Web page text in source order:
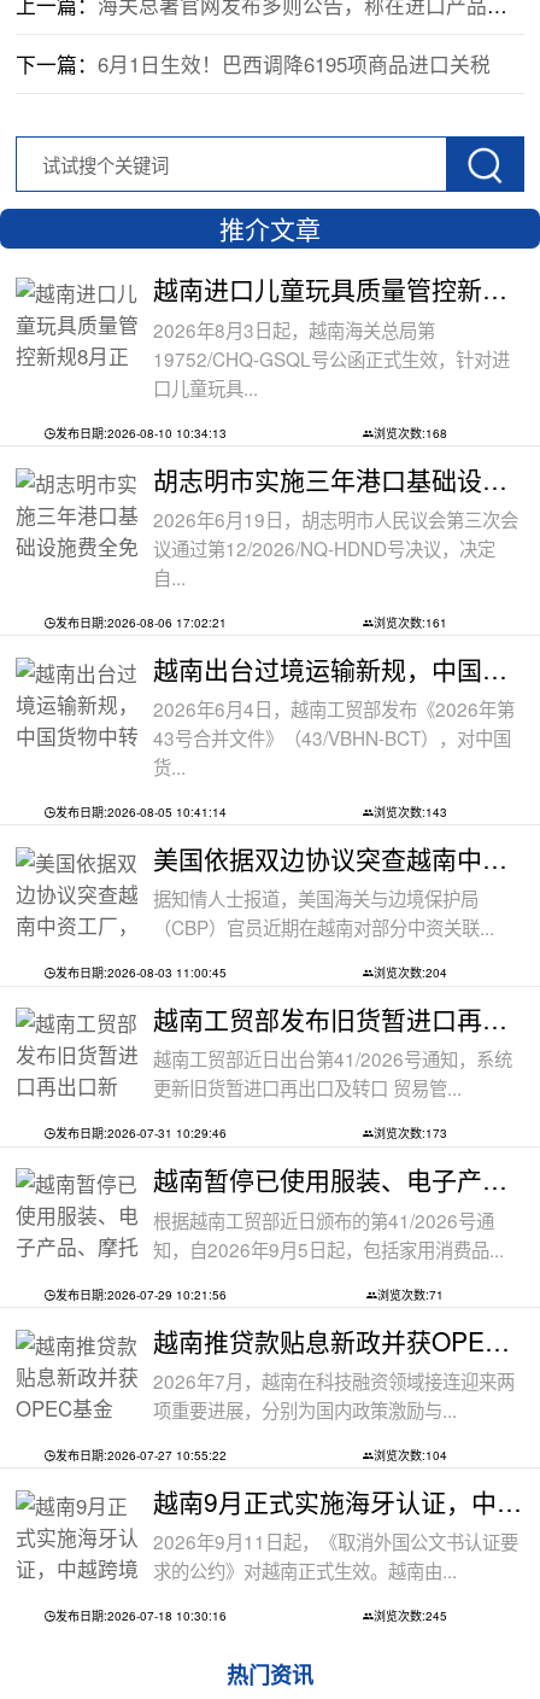
下一篇：6月1日生效！巴西调降6195项商品进口关税
推介文章
越南进口儿童玩具质量管控新规8月正式执
2026年8月3日起，越南海关总局第
19752/CHQ-GSQL号公函正式生效，针对进
口儿童玩具...
发布日期:2026-08-10 10:34:13 浏览次数:168
胡志明市实施三年港口基础设施费全免政
2026年6月19日，胡志明市人民议会第三次会
议通过第12/2026/NQ-HDND号决议，决定
自...
发布日期:2026-08-06 17:02:21 浏览次数:161
越南出台过境运输新规，中国货物中转通
2026年6月4日，越南工贸部发布《2026年第
43号合并文件》（43/VBHN-BCT），对中国
货...
发布日期:2026-08-05 10:41:14 浏览次数:143
美国依据双边协议突查越南中资工厂，三
据知情人士报道，美国海关与边境保护局
（CBP）官员近期在越南对部分中资关联...
发布日期:2026-08-03 11:00:45 浏览次数:204
越南工贸部发布旧货暂进口再出口新规：
越南工贸部近日出台第41/2026号通知，系统
更新旧货暂进口再出口及转口 贸易管...
发布日期:2026-07-31 10:29:46 浏览次数:173
越南暂停已使用服装、电子产品、摩托车
根据越南工贸部近日颁布的第41/2026号通
知，自2026年9月5日起，包括家用消费品...
发布日期:2026-07-29 10:21:56 浏览次数:71
越南推贷款贴息新政并获OPEC基金5000万美
2026年7月，越南在科技融资领域接连迎来两
项重要进展，分别为国内政策激励与...
发布日期:2026-07-27 10:55:22 浏览次数:104
越南9月正式实施海牙认证，中越跨境文件
2026年9月11日起，《取消外国公文书认证要
求的公约》对越南正式生效。越南由...
发布日期:2026-07-18 10:30:16 浏览次数:245
热门资讯